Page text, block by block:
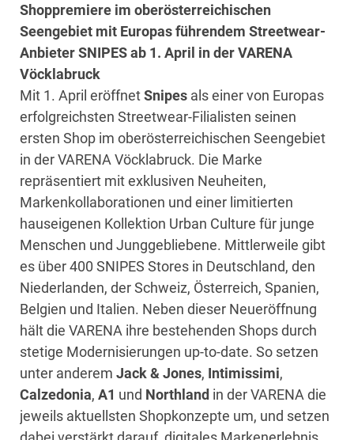
Shoppremiere im oberösterreichischen
Seengebiet mit Europas führendem Streetwear-
Anbieter SNIPES ab 1. April in der VARENA
Vöcklabruck
Mit 1. April eröffnetSnipes als einer von Europas
erfolgreichsten Streetwear-Filialisten seinen
ersten Shop im oberösterreichischen Seengebiet
in der VARENA Vöcklabruck. Die Marke
repräsentiert mit exklusiven Neuheiten,
Markenkollaborationen und einer limitierten
hauseigenen Kollektion Urban Culture für junge
Menschen und Junggebliebene. Mittlerweile gibt
es über 400 SNIPES Stores in Deutschland, den
Niederlanden, der Schweiz, Österreich, Spanien,
Belgien und Italien. Neben dieser Neueröffnung
hält die VARENA ihre bestehenden Shops durch
stetige Modernisierungen up-to-date. So setzen
unter anderem Jack & Jones, Intimissimi,
Calzedonia, A1 und Northland in der VARENA die
jeweils aktuellsten Shopkonzepte um, und setzen